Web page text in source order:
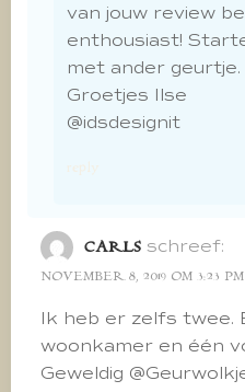
van jouw review
enthousiast!
met ander geurtje.
Groetjes Ilse
@idsdesignit
reply
CARLS schreef:
NOVEMBER 8, 2019 OM 3:23 PM
Ik heb er zelfs twee.
woonkamer en één
Geweldig